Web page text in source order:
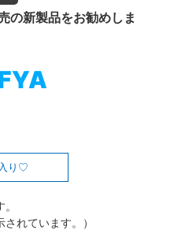
の新製品をお勧めしま
り
れています。）